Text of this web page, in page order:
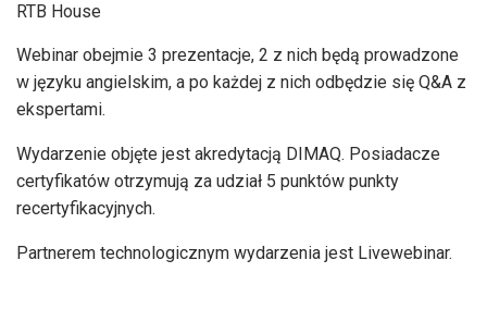
RTB House
Webinar obejmie 3 prezentacje, 2 z nich będą prowadzone
w języku angielskim, a po każdej z nich odbędzie się Q&A z
ekspertami.
Wydarzenie objęte jest akredytacją DIMAQ. Posiadacze
certyfikatów otrzymują za udział 5 punktów punkty
recertyfikacyjnych.
Partnerem technologicznym wydarzenia jest Livewebinar.